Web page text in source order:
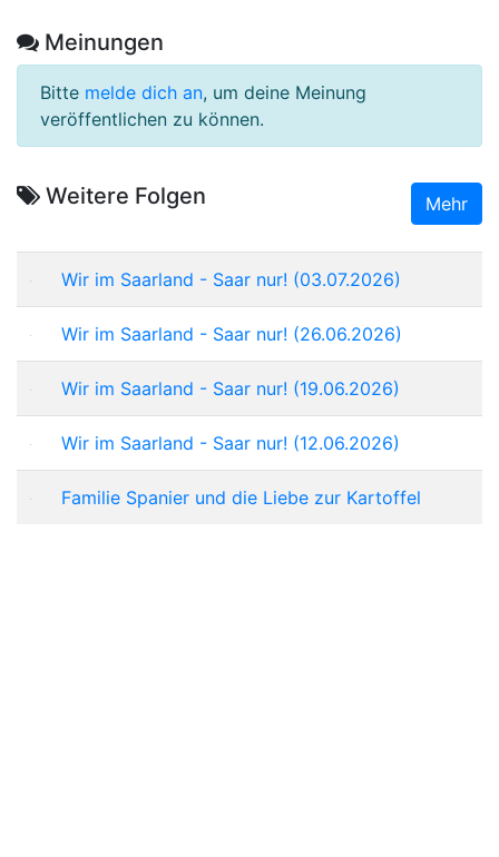
Meinungen
Bitte melde dich an, um deine Meinung
veröffentlichen zu können.
Weitere Folgen Mehr
Wir im Saarland - Saar nur! (03.07.2026)
Wir im Saarland - Saar nur! (26.06.2026)
Wir im Saarland - Saar nur! (19.06.2026)
Wir im Saarland - Saar nur! (12.06.2026)
Familie Spanier und die Liebe zur Kartoffel